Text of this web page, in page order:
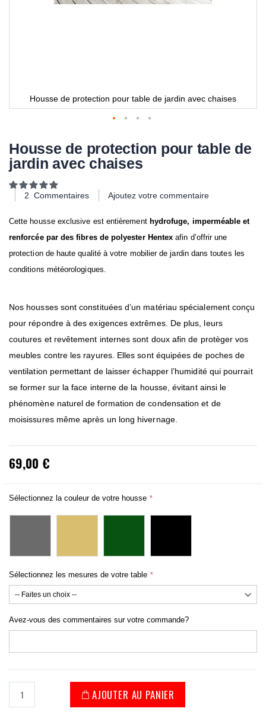
Housse de protection pour table de jardin avec chaises
Housse de protection pour table de
jardin avec chaises
Notation:
100
2 Commentaires Ajoutez votre commentaire
Cette housse exclusive est entièrement hydrofuge, imperméable et
renforcée par des fibres de polyester Hentexafin d’offrir une
protection de haute qualité à votre mobilier de jardin dans toutes les
conditions météorologiques.
Nos housses sont constituées d’un matériau spécialement conçu
pour répondre à des exigences extrêmes. De plus, leurs
coutures et revêtement internes sont doux afin de protèger vos
meubles contre les rayures. Elles sont équipées de poches de
ventilation permettant de laisser échapper l’humidité qui pourrait
se former sur la face interne de la housse, évitant ainsi le
phénomène naturel de formation de condensation et de
moisissures même après un long hivernage.
69,00 €
Sélectionnez la couleur de votre housse
Sélectionnez les mesures de votre table
Avez-vous des commentaires sur votre commande?
AJOUTER AU PANIER